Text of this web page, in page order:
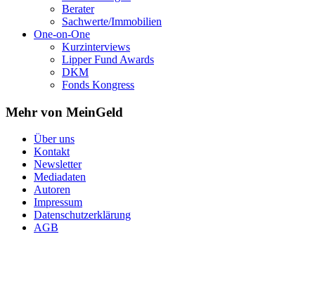
Berater
Sachwerte/Immobilien
One-on-One
Kurzinterviews
Lipper Fund Awards
DKM
Fonds Kongress
Mehr von MeinGeld
Über uns
Kontakt
Newsletter
Mediadaten
Autoren
Impressum
Datenschutzerklärung
AGB